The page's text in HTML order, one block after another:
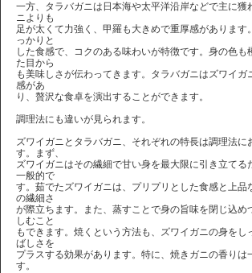
一方、タラバガニは日本海や太平洋沿岸などで主に獲
ニよりも
足が太くて力強く、甲羅も大きめで重厚感があります
っかりと
した食感で、コクのある味わいが特徴です。身の色も
た目から
も美味しさが伝わってきます。タラバガニはズワイガ
感があ
り、贅沢な食卓を演出することができます。
調理法にも違いが見られます。
ズワイガニとタラバガニ、それぞれの特長は調理法に
す。まず、
ズワイガニはその繊細で甘い身を最大限に引き立てる
一般的で
す。茹でたズワイガニは、プリプリとした食感と上品
の繊細さ
が際立ちます。また、蒸すことで身の旨味を閉じ込め
しむこと
もできます。焼くという方法も、ズワイガニの身をし
ばしさを
プラスする効果があります。特に、焼きガニの香りは
す。